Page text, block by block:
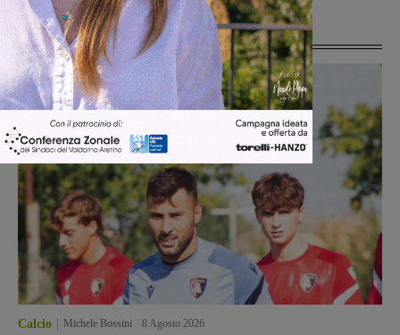
Ultime Notizie
Calcio Michele Bossini 8 Agosto 2026